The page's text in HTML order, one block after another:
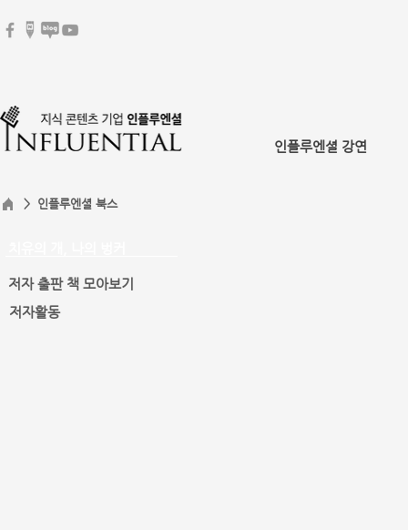
인플루엔셜 강연
저자활동
저자 출판 책 모아보기
> 인플루엔셜 북스